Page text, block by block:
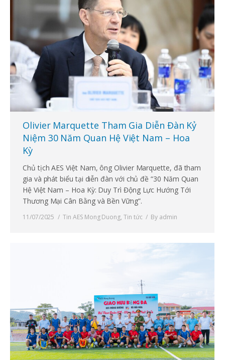
Olivier Marquette Tham Gia Diễn Đàn Kỷ
Niệm 30 Năm Quan Hệ Việt Nam – Hoa
Kỳ
Chủ tịch AES Việt Nam, ông Olivier Marquette, đã tham
gia và phát biểu tại diễn đàn với chủ đề “30 Năm Quan
Hệ Việt Nam – Hoa Kỳ: Duy Trì Động Lực Hướng Tới
Thương Mại Cân Bằng và Bền Vững”.
11/07/2025 Tin AES Mong Duong, Tin tức By admin